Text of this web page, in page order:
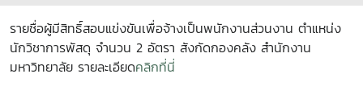
รายชื่อผู้มีสิทธิ์สอบแข่งขันเพื่อจ้างเป็นพนักงานส่วนงาน ตำแหน่ง
นักวิชาการพัสดุ จำนวน 2 อัตรา สังกัดกองคลัง สำนักงาน
มหาวิทยาลัย รายละเอียดคลิกที่นี่